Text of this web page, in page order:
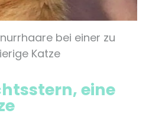
bei einer zu
Katze
eine